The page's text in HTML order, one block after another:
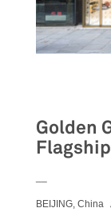
Golden
BEIJING, China